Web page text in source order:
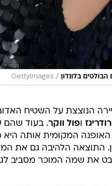
בלונדון /
GettyImages
הנוצצת על השטיח
ופול ווקר. בעוד שהם
המקומית אותה היא
התוצאה הלהיבה גם את
את שמה המוכר מסביב